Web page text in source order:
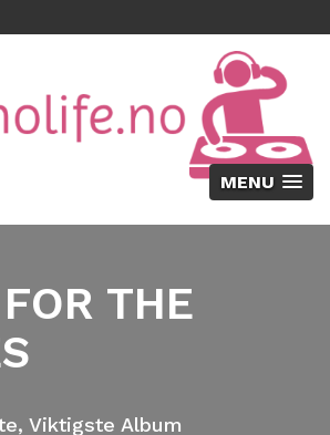
MENU
THE
Viktigste Album